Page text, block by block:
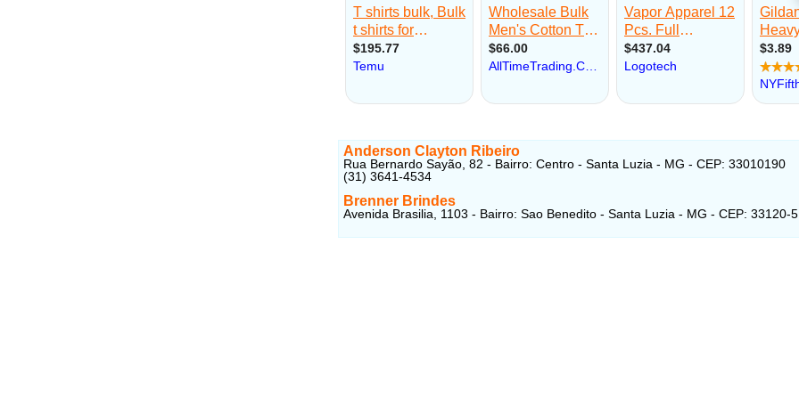
Anderson Clayton Ribeiro
Rua Bernardo Sayão, 82 - Bairro: Centro - Santa Luzia - MG - CEP: 33010190
(31) 3641-4534
Brenner Brindes
Avenida Brasilia, 1103 - Bairro: Sao Benedito - Santa Luzia - MG - CEP: 33120-